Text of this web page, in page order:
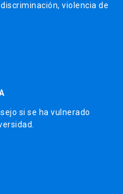
violencia de
si se ha vulnerado